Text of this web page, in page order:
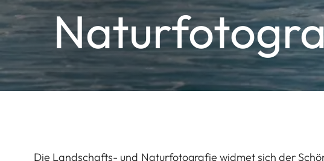
Die Landschafts- und Naturfotografie widmet sich der